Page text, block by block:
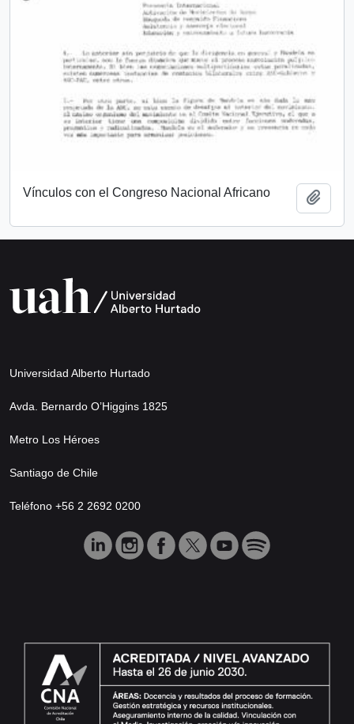
Vínculos con el Congreso Nacional Africano
Universidad Alberto Hurtado
Avda. Bernardo O’Higgins 1825
Metro Los Héroes
Santiago de Chile
Teléfono +56 2 2692 0200